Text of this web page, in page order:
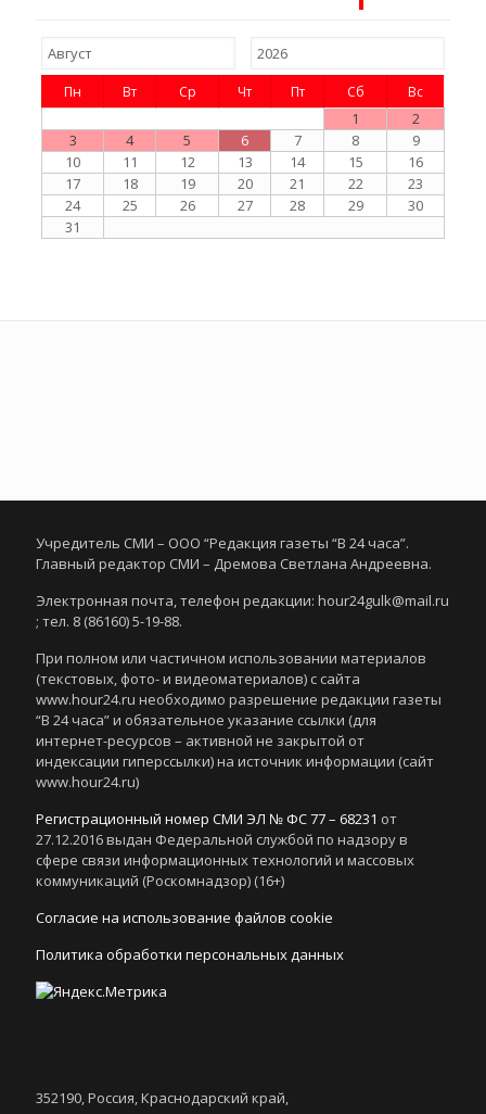
Пн Вт Ср Чт Пт Сб Вс
1
2
3
4 5 6 7 8
9
10
11 12 13 14 15
16
17
18 19 20 21 22
23
24
25 26 27 28 29
30
31
Учредитель СМИ – ООО “Редакция газеты “В 24 часа”.
Главный редактор СМИ – Дремова Светлана Андреевна.
Электронная почта, телефон редакции: hour24gulk@mail.ru
; тел. 8 (86160) 5-19-88.
При полном или частичном использовании материалов
(текстовых, фото- и видеоматериалов) с сайта
www.hour24.ru необходимо разрешение редакции газеты
“В 24 часа” и обязательное указание ссылки (для
интернет-ресурсов – активной не закрытой от
индексации гиперссылки) на источник информации (сайт
www.hour24.ru)
Регистрационный номер СМИ ЭЛ № ФС 77 – 68231 от
27.12.2016 выдан Федеральной службой по надзору в
сфере связи информационных технологий и массовых
коммуникаций (Роскомнадзор) (16+)
Согласие на использование файлов cookie
Политика обработки персональных данных
352190, Россия, Краснодарский край,